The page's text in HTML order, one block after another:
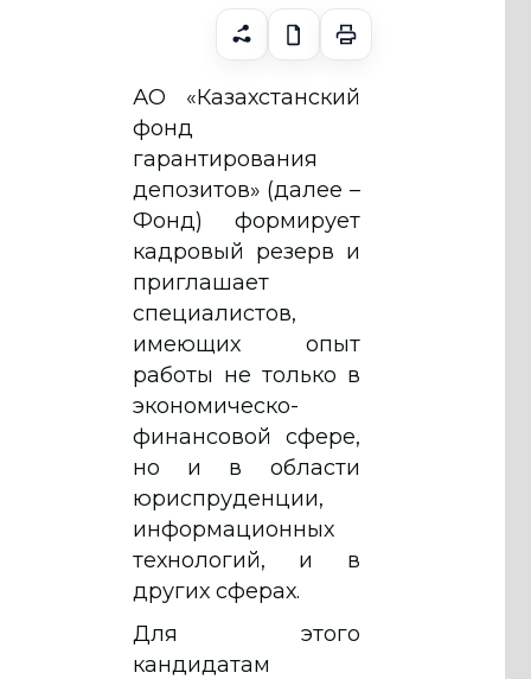
АО «Казахстанский
фонд
гарантирования
депозитов» (далее –
Фонд) формирует
кадровый резерв и
приглашает
специалистов,
имеющих опыт
работы не только в
экономическо-
финансовой сфере,
но и в области
юриспруденции,
информационных
технологий, и в
других сферах.
Для этого
кандидатам